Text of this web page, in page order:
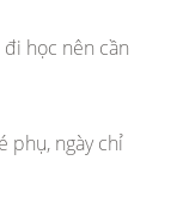
học nên cần
phụ, ngày chỉ